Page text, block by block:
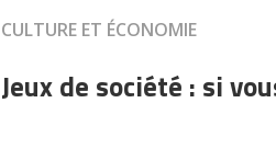
CULTURE ET ÉCONOMIE
Jeux de société : si